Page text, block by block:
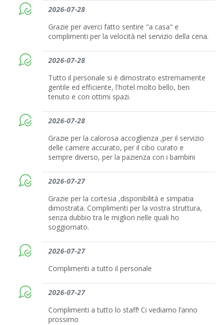
2026-07-28
Grazie per averci fatto sentire "a casa" e
complimenti per la velocità nel servizio della cena.
2026-07-28
Tutto il personale si è dimostrato estremamente
gentile ed efficiente, l'hotel molto bello, ben
tenuto e con ottimi spazi.
2026-07-28
Grazie per la calorosa accoglienza ,per il servizio
delle camere accurato, per il cibo curato e
sempre diverso, per la pazienza con i bambini
2026-07-27
Grazie per la cortesia ,disponibilità e simpatia
dimostrata. Complimenti per la vostra struttura,
senza dubbio tra le migliori nelle quali ho
soggiornato.
2026-07-27
Complimenti a tutto il personale
2026-07-27
Complimenti a tutto lo staff! Ci vediamo l’anno
prossimo